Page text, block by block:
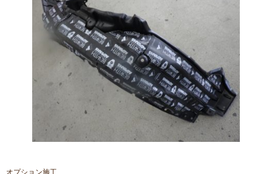
オプション施工